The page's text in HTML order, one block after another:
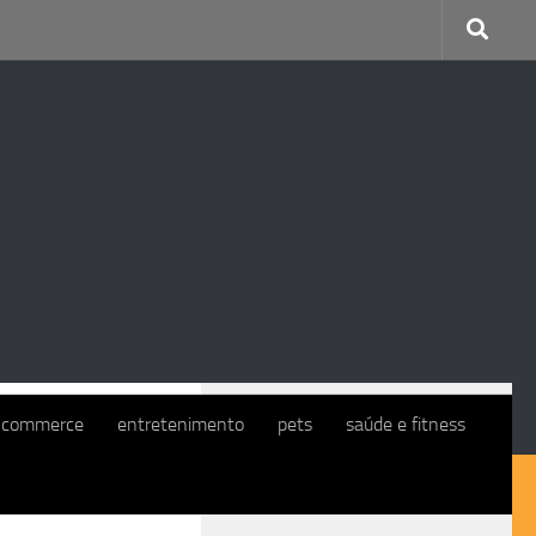
entretenimento pets saúde e fitness
CONTINUE COM O EXMO. CLIENTE